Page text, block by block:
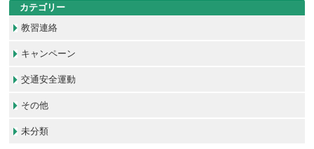
カテゴリー
教習連絡
キャンペーン
交通安全運動
その他
未分類